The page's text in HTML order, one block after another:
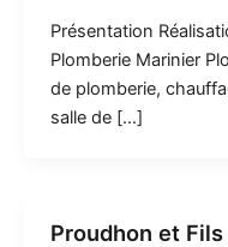
Présentation
Plomberie Marinier
de plomberie,
salle de […]
Proudhon et Fils